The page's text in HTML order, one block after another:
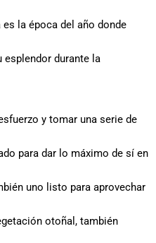
la época del año donde
esplendor durante la
y tomar una serie de
para dar lo máximo de sí en
uno listo para aprovechar
otoñal, también